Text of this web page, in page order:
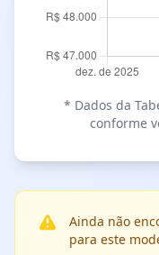
* Dados da
conforme
Ainda não
para este